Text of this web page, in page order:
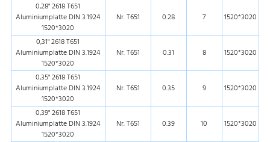
0,28" 2618 T651
Aluminiumplatte DIN 3.1924
1520*3020
Nr. T651 0.28 7 1520*3020
0,31" 2618 T651
Aluminiumplatte DIN 3.1924
1520*3020
Nr. T651 0.31 8 1520*3020
0,35" 2618 T651
Aluminiumplatte DIN 3.1924
1520*3020
Nr. T651 0.35 9 1520*3020
0,39" 2618 T651
Aluminiumplatte DIN 3.1924
1520*3020
Nr. T651 0.39 10 1520*3020